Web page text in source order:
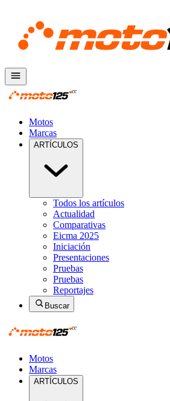
Motos
Marcas
ARTÍCULOS
Todos los artículos
Actualidad
Comparativas
Eicma 2025
Iniciación
Presentaciones
Pruebas
Pruebas
Reportajes
Buscar
Motos
Marcas
ARTÍCULOS